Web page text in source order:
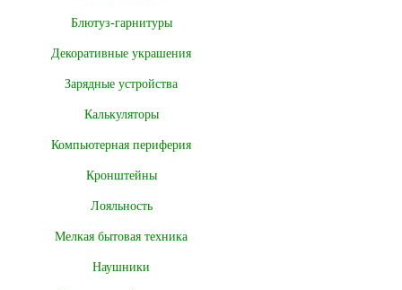
Блютуз-гарнитуры
Декоративные украшения
Зарядные устройства
Калькуляторы
Компьютерная периферия
Кронштейны
Лояльность
Мелкая бытовая техника
Наушники